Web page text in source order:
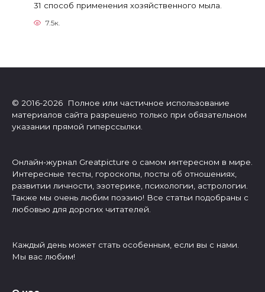
31 способ применения хозяйственного мыла.
7.5к.
© 2016-2026 Полное или частичное использование
материалов сайта разрешено только при обязательном
указании прямой гиперссылки.
Онлайн-журнал Greatpicture о самом интересном в мире.
Интересные тесты, гороскопы, посты об отношениях,
развитии личности, эзотерике, психологии, астрологии.
Также мы очень любим поэзию! Все статьи подобраны с
любовью для дорогих читателей.
Каждый день может стать особенным, если вы с нами.
Мы вас любим!